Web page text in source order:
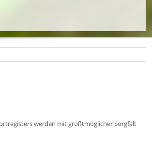
werden mit größtmöglicher Sorgfalt